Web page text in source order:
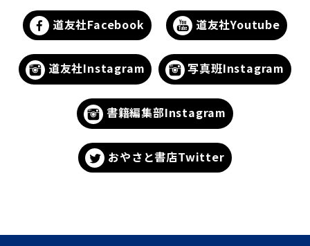
道友社Facebook 道友社Youtube
道友社Instagram 写真班Instagram
書籍編集部Instagram
おやさと書店Twitter